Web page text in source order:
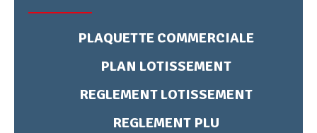
PLAQUETTE COMMERCIALE
PLAN LOTISSEMENT
REGLEMENT LOTISSEMENT
REGLEMENT PLU